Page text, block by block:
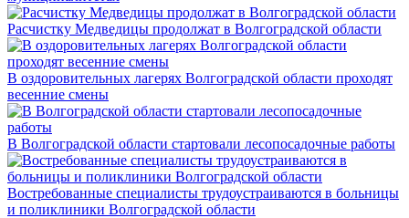
Расчистку Медведицы продолжат в Волгоградской области
В оздоровительных лагерях Волгоградской области проходят
весенние смены
В Волгоградской области стартовали лесопосадочные работы
Востребованные специалисты трудоустраиваются в больницы
и поликлиники Волгоградской области